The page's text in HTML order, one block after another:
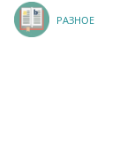
РАЗНОЕ